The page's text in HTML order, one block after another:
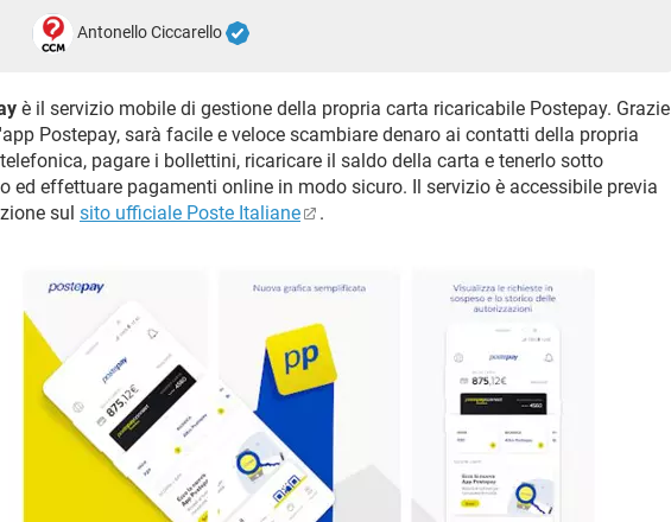
Antonello Ciccarello
è il servizio mobile di gestione della propria carta ricaricabile Postepay. Grazie
Postepay, sarà facile e veloce scambiare denaro ai contatti della propria
pagare i bollettini, ricaricare il saldo della carta e tenerlo sotto
ed effettuare pagamenti online in modo sicuro. Il servizio è accessibile previa
sul sito ufficiale Poste Italiane .